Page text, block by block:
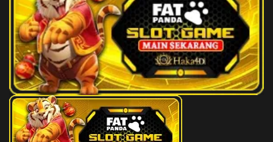
75
Antar Mayat 3D
121
76
Anting-anting 3D
636
77
Api 3D
417
78
Arang 3D
624
79
Topi
80
Arloji